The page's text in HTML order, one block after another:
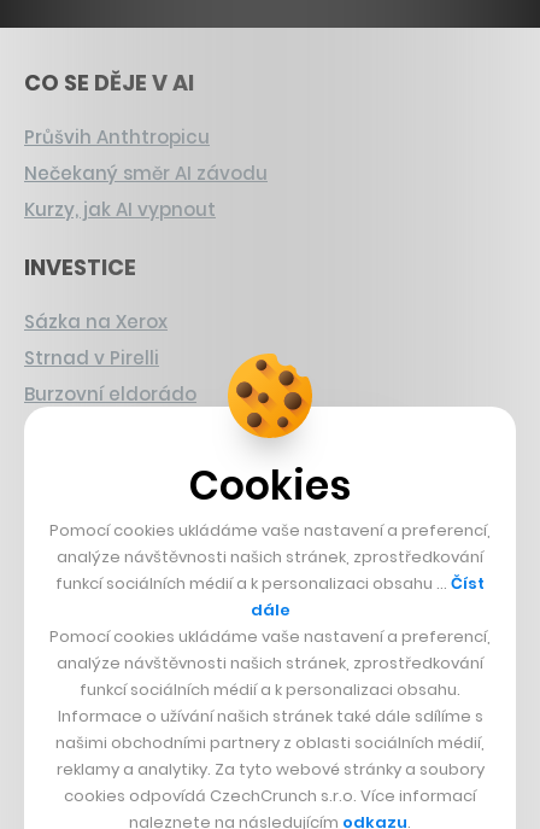
CO SE DĚJE V AI
Průšvih Anthtropicu
Nečekaný směr AI závodu
Kurzy, jak AI vypnout
INVESTICE
Sázka na Xerox
Strnad v Pirelli
Burzovní eldorádo
Boční projekt, co se zvrtnul
Francouzský šéfkuchař na Šumavě
Dva golfisti, co pečou
DESIGN
Bomma není tichá
Originální hodinky
Nábytek z betonu
Cookies
Pomocí cookies ukládáme vaše nastavení a preferencí,
analýze návštěvnosti našich stránek, zprostředkování
funkcí sociálních médií a k personalizaci obsahu … Číst
dále
Pomocí cookies ukládáme vaše nastavení a preferencí,
analýze návštěvnosti našich stránek, zprostředkování
funkcí sociálních médií a k personalizaci obsahu.
Informace o užívání našich stránek také dále sdílíme s
našimi obchodními partnery z oblasti sociálních médií,
reklamy a analytiky. Za tyto webové stránky a soubory
cookies odpovídá CzechCrunch s.r.o. Více informací
naleznete na následujícím odkazu.